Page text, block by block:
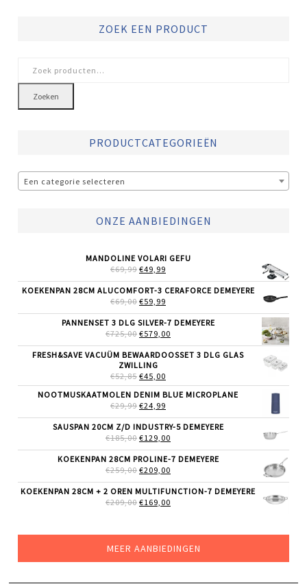
ZOEK EEN PRODUCT
naar:
Zoeken
PRODUCTCATEGORIEËN
Een categorie selecteren
ONZE AANBIEDINGEN
MANDOLINE VOLARI GEFU
€69,99 OORSPRONKELIJKE
WAS:
€69,99.
€49,99
IS:
KOEKENPAN 28CM ALUCOMFORT-3 CERAFORCE DEMEYERE
€69,00 OORSPRONKELIJKE
WAS:
€69,00.
€59,99
IS:
€59,99.
PANNENSET 3 DLG SILVER-7 DEMEYERE
€725,00 OORSPRONKELIJKE
WAS:
€725,00.
€579,00
IS:
FRESH&SAVE VACUÜM BEWAARDOOSSET 3 DLG GLAS
ZWILLING
€52,85 OORSPRONKELIJKE
PRIJS
WAS:
€52,85.
€45,00
PRIJS
IS:
NOOTMUSKAATMOLEN DENIM BLUE MICROPLANE
€29,99 OORSPRONKELIJKE
WAS:
€29,99.
€24,99
IS:
€24,99.
SAUSPAN 20CM Z/D INDUSTRY-5 DEMEYERE
€185,00 OORSPRONKELIJKE
WAS:
€185,00.
€129,00
IS:
KOEKENPAN 28CM PROLINE-7 DEMEYERE
€259,00 OORSPRONKELIJKE
WAS:
€259,00.
€209,00
IS:
KOEKENPAN 28CM + 2 OREN MULTIFUNCTION-7 DEMEYERE
€209,00 OORSPRONKELIJKE
€169,00
MEER AANBIEDINGEN